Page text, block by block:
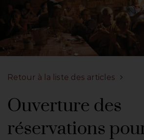
Retour à la liste des articles
Ouverture des
réservations